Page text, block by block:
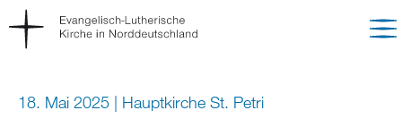
18. Mai 2025 | Hauptkirche St. Petri